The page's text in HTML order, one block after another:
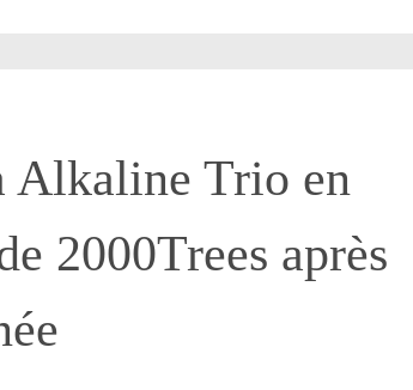
Alkaline Trio en
2000Trees après